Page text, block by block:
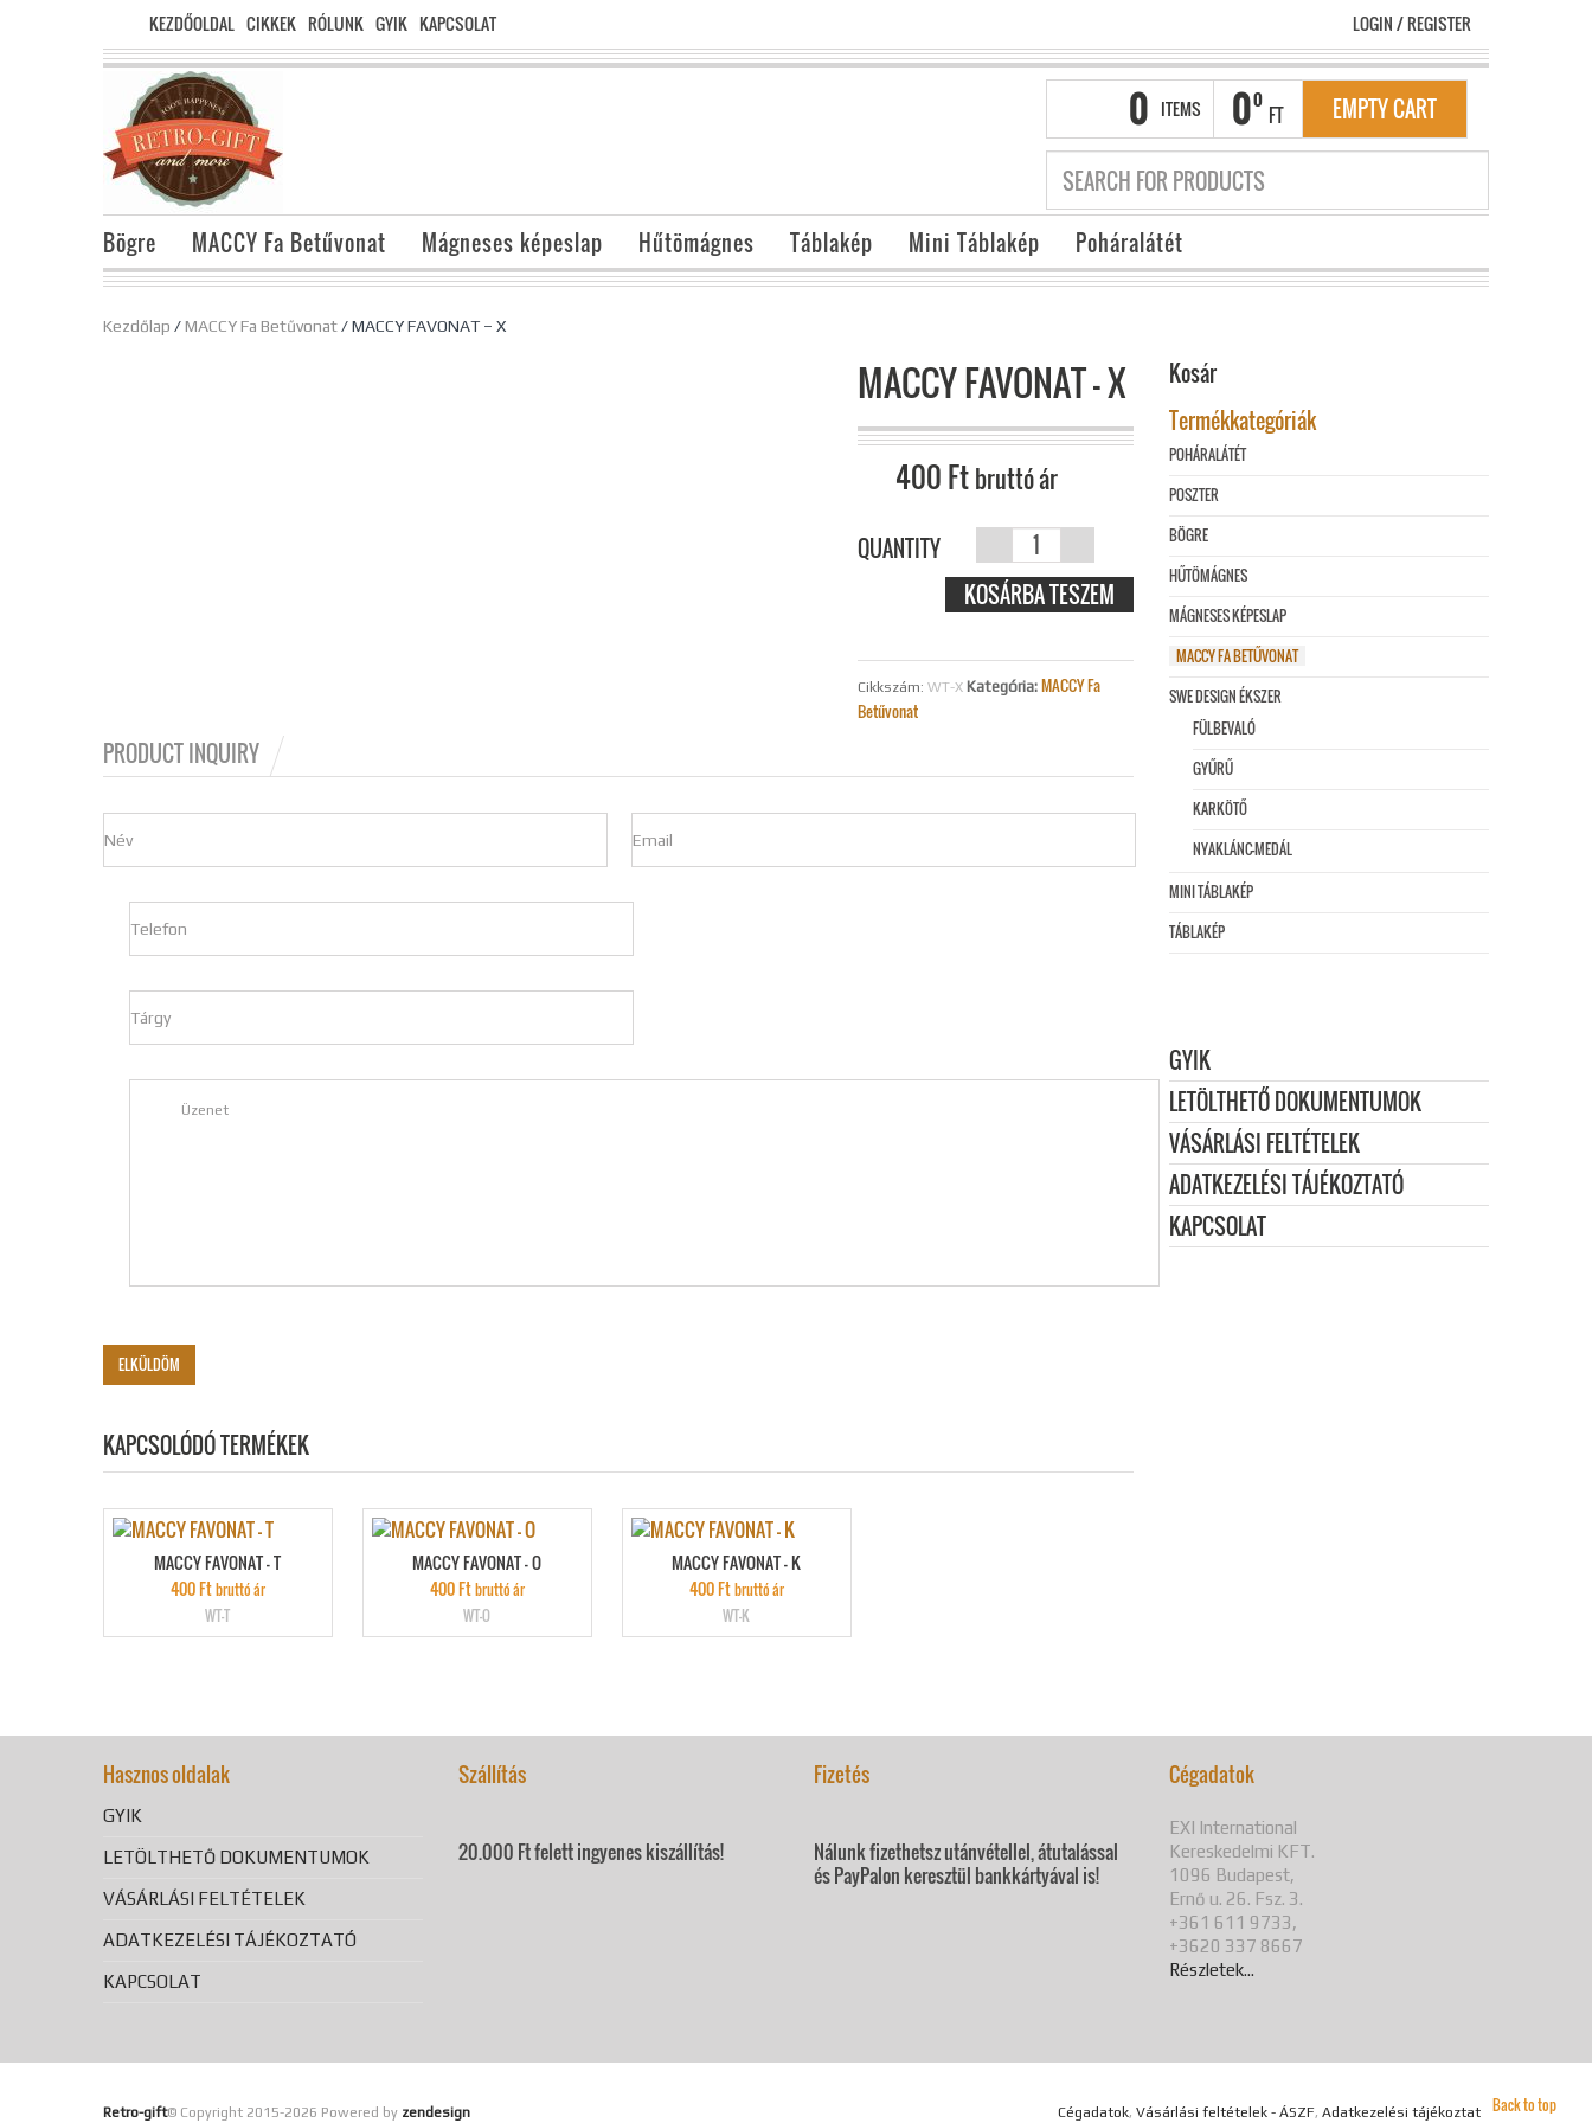
KEZDŐOLDAL CIKKEK RÓLUNK GYIK KAPCSOLAT LOGIN/REGISTER
0 ITEMS 00
FT EMPTY CART
Bögre MACCY Fa Betűvonat Mágneses képeslap Hűtömágnes Táblakép Mini Táblakép Poháralátét
Back to top
Kezdőlap /MACCY Fa Betűvonat/ MACCY FAVONAT – X
MACCY FAVONAT – X
400Ft bruttó ár
QUANTITY
MACCY
FAVONAT - X
KOSÁRBA TESZEM
Cikkszám: WT-X Kategória: MACCY Fa
Betűvonat
PRODUCT INQUIRY
KAPCSOLÓDÓ TERMÉKEK
MACCY FAVONAT – T
400Ftbruttó ár
WT-T
MACCY FAVONAT – O
400Ftbruttó ár
WT-O
MACCY FAVONAT – K
400Ftbruttó ár
WT-K
Kosár
Termékkategóriák
POHÁRALÁTÉT
POSZTER
BÖGRE
HŰTÖMÁGNES
MÁGNESES KÉPESLAP
MACCY FA BETŰVONAT
SWE DESIGN ÉKSZER
FÜLBEVALÓ
GYŰRŰ
KARKÖTŐ
NYAKLÁNC-MEDÁL
MINI TÁBLAKÉP
TÁBLAKÉP
GYIK
LETÖLTHETŐ DOKUMENTUMOK
VÁSÁRLÁSI FELTÉTELEK
ADATKEZELÉSI TÁJÉKOZTATÓ
KAPCSOLAT
Hasznos oldalak
GYIK
LETÖLTHETŐ DOKUMENTUMOK
VÁSÁRLÁSI FELTÉTELEK
ADATKEZELÉSI TÁJÉKOZTATÓ
KAPCSOLAT
Szállítás
20.000 Ft felett ingyenes kiszállítás!
Fizetés
Nálunk fizethetsz utánvétellel, átutalással
és PayPalon keresztül bankkártyával is!
Cégadatok
EXI International
Kereskedelmi KFT.
1096 Budapest,
Ernő u. 26. Fsz. 3.
+361 611 9733,
+3620 337 8667
Részletek...
Retro-gift© Copyright 2015-2026 Powered by zendesign Cégadatok, Vásárlási feltételek - ÁSZF, Adatkezelési tájékoztató